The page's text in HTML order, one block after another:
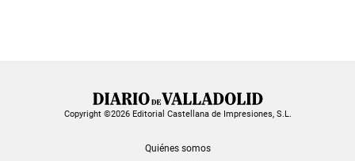
Copyright ©2026 Editorial Castellana de Impresiones, S.L.
Quiénes somos